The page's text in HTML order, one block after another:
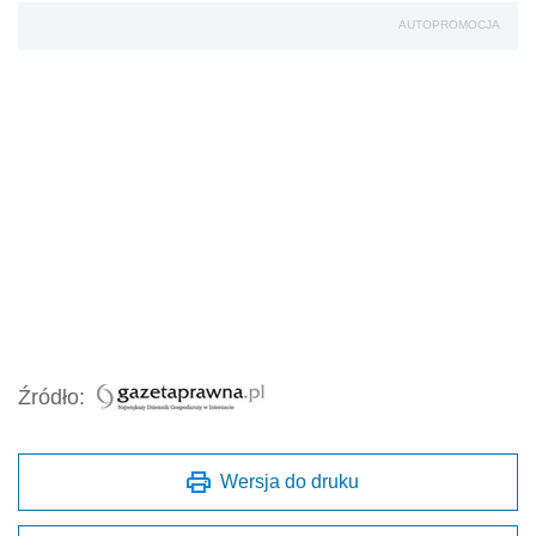
AUTOPROMOCJA
Źródło:
Wersja do druku